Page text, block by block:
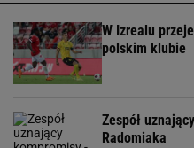
W Izrealu
polskim klubie
Zespół
Radomiaka